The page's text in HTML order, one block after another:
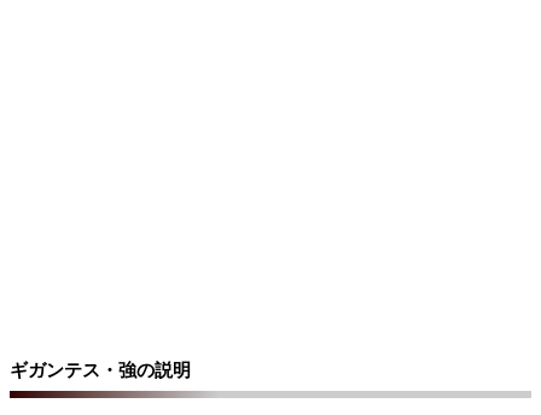
ギガンテス・強の説明